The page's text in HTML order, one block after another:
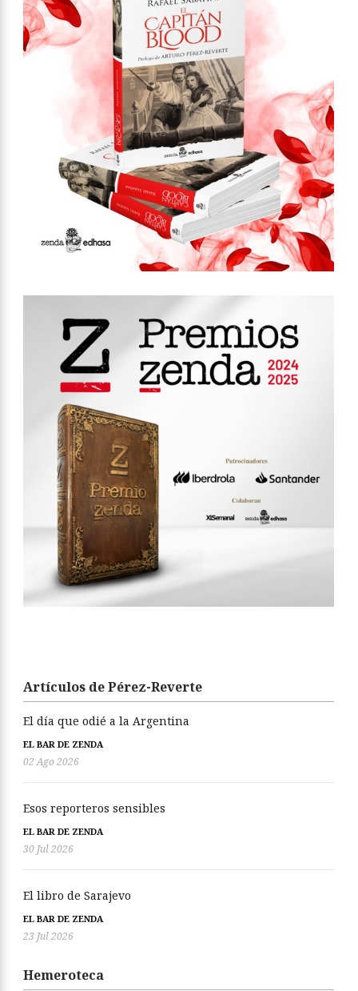
Artículos de Pérez-Reverte
El día que odié a la Argentina
EL BAR DE ZENDA
02 Ago 2026
Esos reporteros sensibles
EL BAR DE ZENDA
30 Jul 2026
El libro de Sarajevo
EL BAR DE ZENDA
23 Jul 2026
Hemeroteca